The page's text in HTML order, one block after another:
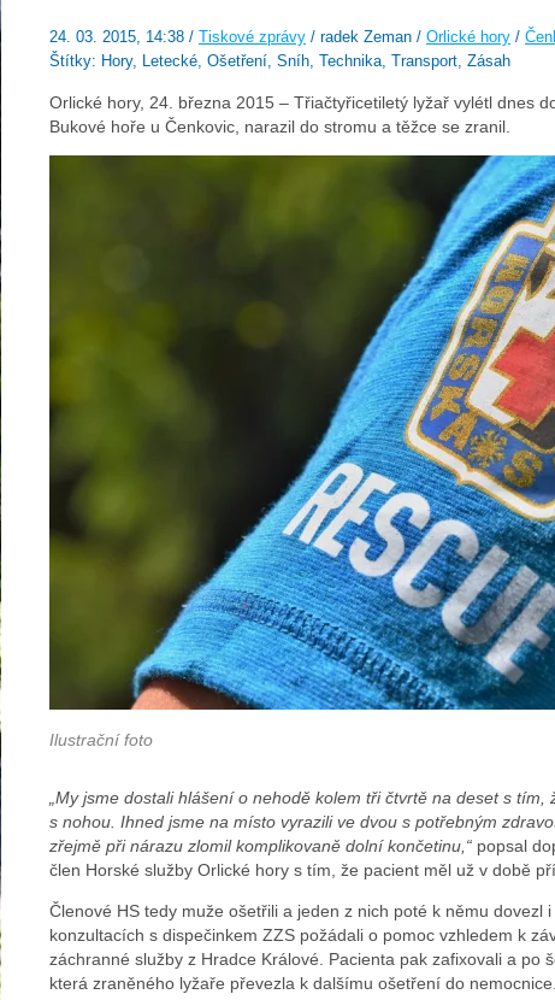
24. 03. 2015, 14:38 / Tiskové zprávy / radek Zeman / Orlické hory /
Štítky: Hory, Letecké, Ošetření, Sníh, Technika, Transport, Zásah
Orlické hory, 24. března 2015 – Třiačtyřicetiletý lyžař vylétl dnes
Bukové hoře u Čenkovic, narazil do stromu a těžce se zranil.
Ilustrační foto
„My jsme dostali hlášení o nehodě kolem tři čtvrtě na deset s
s nohou. Ihned jsme na místo vyrazili ve dvou s potřebným
zřejmě při nárazu zlomil komplikovaně dolní končetinu,“ popsal
člen Horské služby Orlické hory s tím, že pacient měl už v době
Členové HS tedy muže ošetřili a jeden z nich poté k němu dovezl
konzultacích s dispečinkem ZZS požádali o pomoc vzhledem k
záchranné služby z Hradce Králové. Pacienta pak zafixovali a po
která zraněného lyžaře převezla k dalšímu ošetření do nemocnice.